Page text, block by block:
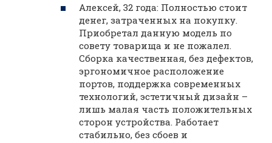
Алексей, 32 года: Полностью стоит
денег, затраченных на покупку.
Приобретал данную модель по
совету товарища и не пожалел.
Сборка качественная, без дефектов,
эргономичное расположение
портов, поддержка современных
технологий, эстетичный дизайн –
лишь малая часть положительных
сторон устройства. Работает
стабильно, без сбоев и